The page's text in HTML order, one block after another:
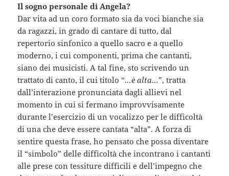
Il sogno personale di Angela?
Dar vita ad un coro formato sia da voci bianche sia
da ragazzi, in grado di cantare di tutto, dal
repertorio sinfonico a quello sacro e a quello
moderno, i cui componenti, prima che cantanti,
siano dei musicisti. A tal fine, sto scrivendo un
trattato di canto, il cui titolo “…è alta…”, tratta
dall’interazione pronunciata dagli allievi nel
momento in cui si fermano improvvisamente
durante l’esercizio di un vocalizzo per le difficoltà
di una che deve essere cantata “alta”. A forza di
sentire questa frase, ho pensato che possa diventare
il “simbolo” delle difficoltà che incontrano i cantanti
alle prese con tessiture difficili e dell’impegno che